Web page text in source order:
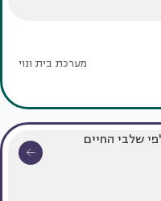
מערכת בית ונוי